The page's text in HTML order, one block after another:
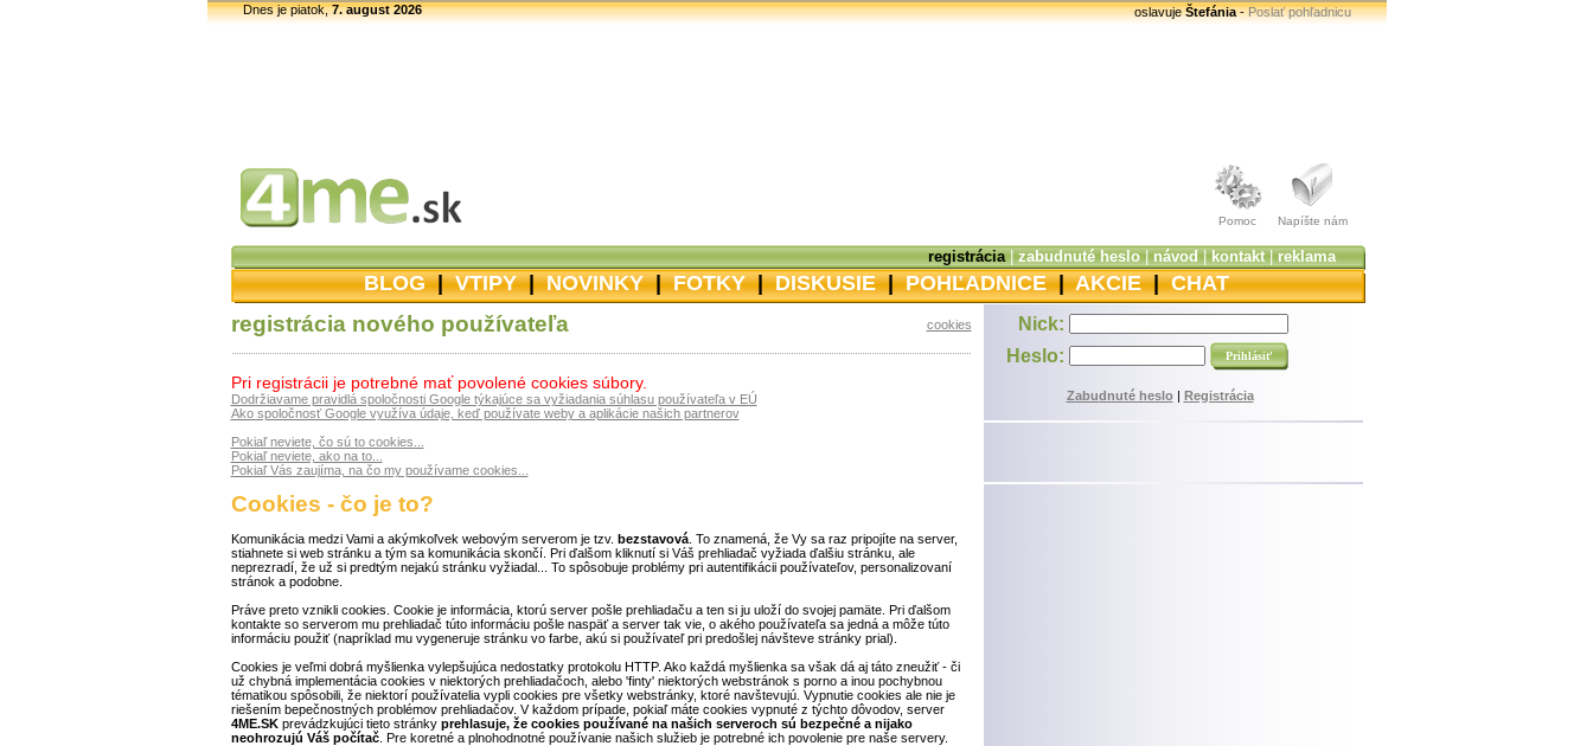
Dnes je piatok,7. august 2026 oslavujeŠtefánia-Poslať pohľadnicu
Pomoc Napíšte nám
registrácia|zabudnuté heslo|návod|kontakt|reklama
BLOG|VTIPY|NOVINKY|FOTKY|DISKUSIE|POHĽADNICE|AKCIE|CHAT
registrácia nového používateľa cookies
Pri registrácii je potrebné mať povolené cookies súbory.
Dodržiavame pravidlá spoločnosti Google týkajúce sa vyžiadania súhlasu používateľa v EÚ
Ako spoločnosť Google využíva údaje, keď používate weby a aplikácie našich partnerov
Pokiaľ neviete, čo sú to cookies...
Pokiaľ neviete, ako na to...
Pokiaľ Vás zaujíma, na čo my používame cookies...
Cookies - čo je to?
Komunikácia medzi Vami a akýmkoľvek webovým serverom je tzv. bezstavová. To znamená, že Vy sa raz pripojíte na server,
stiahnete si web stránku a tým sa komunikácia skončí. Pri ďalšom kliknutí si Váš prehliadač vyžiada ďalšiu stránku, ale
neprezradí, že už si predtým nejakú stránku vyžiadal... To spôsobuje problémy pri autentifikácii používateľov, personalizovaní
stránok a podobne.
Práve preto vznikli cookies. Cookie je informácia, ktorú server pošle prehliadaču a ten si ju uloží do svojej pamäte. Pri ďalšom
kontakte so serverom mu prehliadač túto informáciu pošle naspäť a server tak vie, o akého používateľa sa jedná a môže túto
informáciu použiť (napríklad mu vygeneruje stránku vo farbe, akú si používateľ pri predošlej návšteve stránky prial).
Cookies je veľmi dobrá myšlienka vylepšujúca nedostatky protokolu HTTP. Ako každá myšlienka sa však dá aj táto zneužiť - či
už chybná implementácia cookies v niektorých prehliadačoch, alebo 'finty' niektorých webstránok s porno a inou pochybnou
tématikou spôsobili, že niektorí používatelia vypli cookies pre všetky webstránky, ktoré navštevujú. Vypnutie cookies ale nie je
riešením bepečnostných problémov prehliadačov. V každom prípade, pokiaľ máte cookies vypnuté z týchto dôvodov, server
4ME.SKprevádzkujúci tieto stránky prehlasuje, že cookies používané na našich serveroch sú bezpečné a nijako
neohrozujú Váš počítač. Pre koretné a plnohodnotné používanie našich služieb je potrebné ich povolenie pre naše servery.
Nick:
Heslo:
Zabudnuté heslo| Registrácia